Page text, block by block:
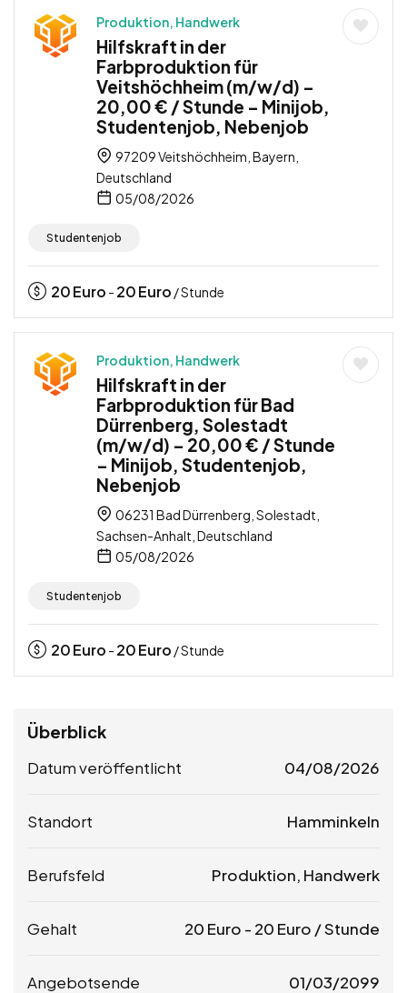
Produktion, Handwerk
Hilfskraft in der
Farbproduktion für
Veitshöchheim (m/w/d) –
20,00 € / Stunde – Minijob,
Studentenjob, Nebenjob
97209 Veitshöchheim, Bayern,
Deutschland
05/08/2026
Studentenjob
20Euro - 20Euro / Stunde
Produktion, Handwerk
Hilfskraft in der
Farbproduktion für Bad
Dürrenberg, Solestadt
(m/w/d) – 20,00 € / Stunde
– Minijob, Studentenjob,
Nebenjob
06231 Bad Dürrenberg, Solestadt,
Sachsen-Anhalt, Deutschland
05/08/2026
Studentenjob
20Euro - 20Euro / Stunde
Überblick
Datum veröffentlicht 04/08/2026
Standort Hamminkeln
Berufsfeld Produktion, Handwerk
Gehalt 20 Euro - 20 Euro / Stunde
Angebotsende 01/03/2099